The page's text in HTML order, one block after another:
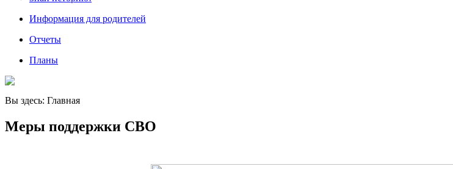
Информация для родителей
Отчеты
Планы
Вы здесь: Главная
Меры поддержки СВО